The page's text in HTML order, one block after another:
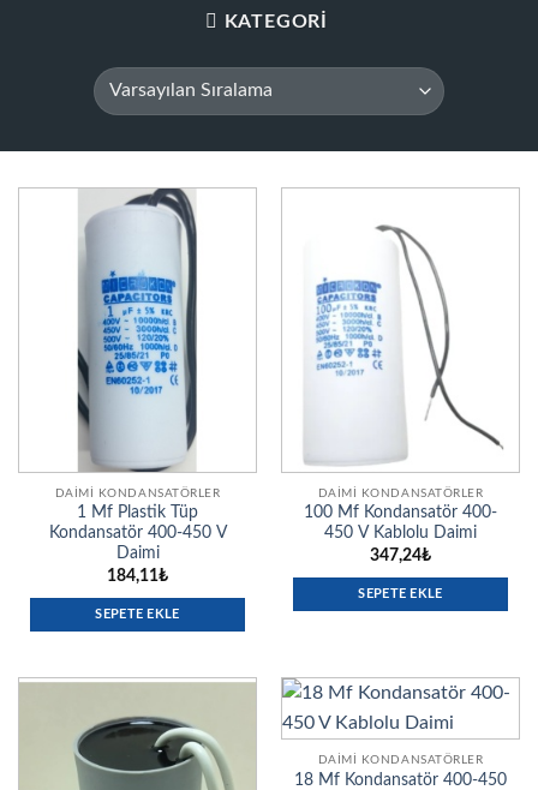
KATEGORİ
DAIMI KONDANSATÖRLER
1 Mf Plastik Tüp
Kondansatör 400-450 V
Daimi
184,11₺
SEPETE EKLE
DAIMI KONDANSATÖRLER
100 Mf Kondansatör 400-
450 V Kablolu Daimi
347,24₺
SEPETE EKLE
DAIMI KONDANSATÖRLER
18 Mf Kondansatör 400-450